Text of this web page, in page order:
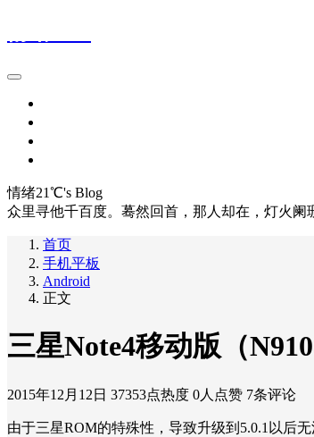
情绪21℃'s Blog
众里寻他千百度。蓦然回首，那人却在，灯火阑
首页
手机平板
Android
正文
三星Note4移动版（
2015年12月12日 37353点热度 0人点赞 7条评论
由于三星ROM的特殊性，导致升级到5.0.1以后